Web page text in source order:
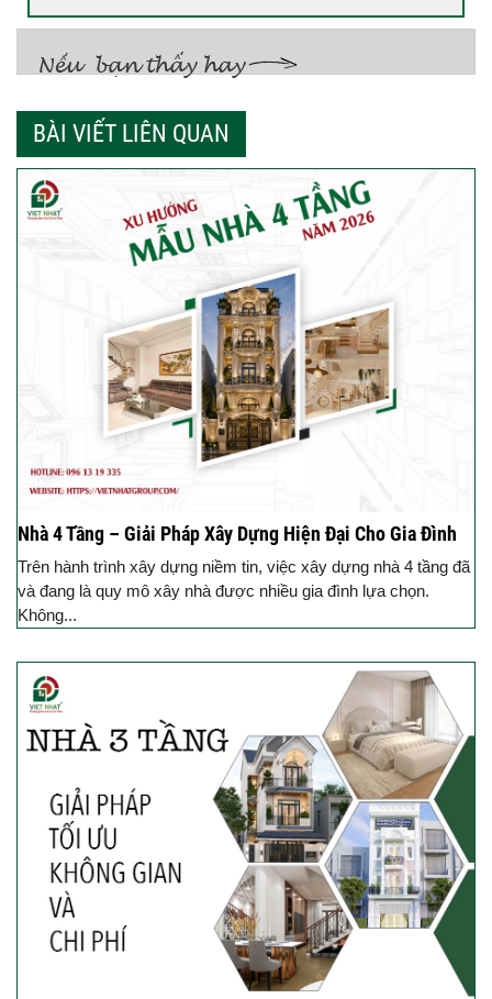
BÀI VIẾT LIÊN QUAN
Nhà 4 Tầng – Giải Pháp Xây Dựng Hiện Đại Cho Gia Đình
Trên hành trình xây dựng niềm tin, việc xây dựng nhà 4 tầng đã
và đang là quy mô xây nhà được nhiều gia đình lựa chọn.
Không...